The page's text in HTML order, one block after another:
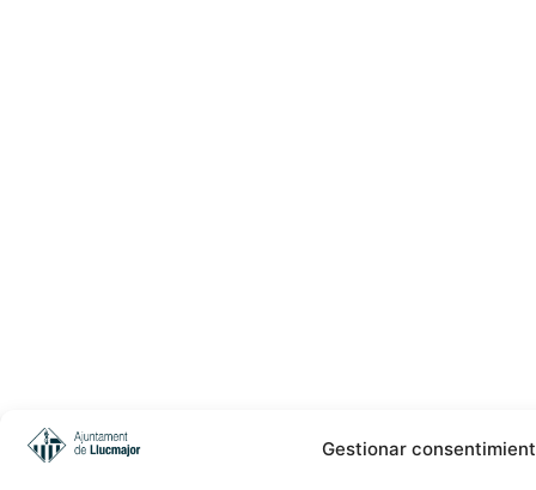
Gestionar